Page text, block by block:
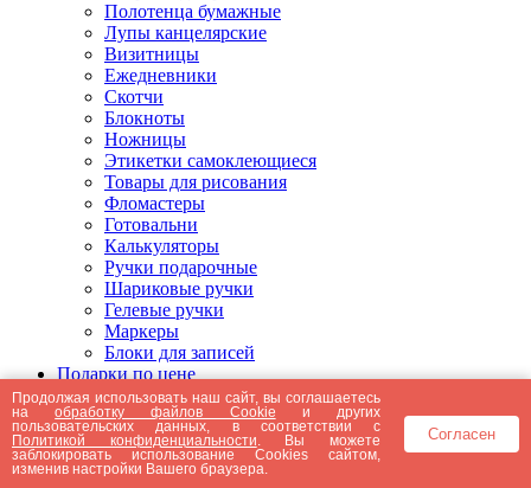
Полотенца бумажные
Лупы канцелярские
Визитницы
Ежедневники
Скотчи
Блокноты
Ножницы
Этикетки самоклеющиеся
Товары для рисования
Фломастеры
Готовальни
Калькуляторы
Ручки подарочные
Шариковые ручки
Гелевые ручки
Маркеры
Блоки для записей
Подарки по цене
Подарки от 5000 рублей
Подарки до 5000 рублей
Подарки до 3000 рублей
Подарки до 2000 рублей
Подарки до 1000 рублей
Продолжая использовать наш сайт, вы соглашаетесь
наобработку файлов Cookie и других
пользовательских данных, в соответствии с
Политикой конфиденциальности . Вы можете
заблокировать использование Cookies сайтом,
изменив настройки Вашего браузера.
Согласен